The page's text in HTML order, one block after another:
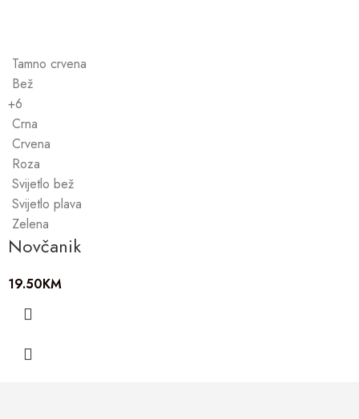
Tamno crvena
Bež
+6
Crna
Crvena
Roza
Svijetlo bež
Svijetlo plava
Zelena
Novčanik
19.50KM